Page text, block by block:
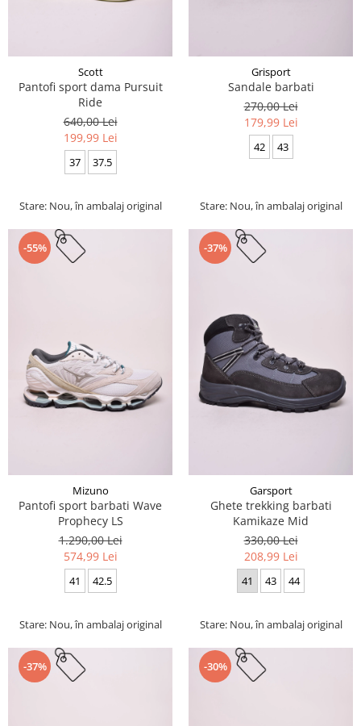
Scott
Pantofi sport dama Pursuit
Ride
640,00 Lei
199,99 Lei
37 37.5
Stare: Nou, în ambalaj original
Grisport
Sandale barbati
270,00 Lei
179,99 Lei
42 43
Stare: Nou, în ambalaj original
-55%
Mizuno
Pantofi sport barbati Wave
Prophecy LS
1.290,00 Lei
574,99 Lei
41 42.5
Stare: Nou, în ambalaj original
-37%
Garsport
Ghete trekking barbati
Kamikaze Mid
330,00 Lei
208,99 Lei
41 43 44
Stare: Nou, în ambalaj original
-37% -30%